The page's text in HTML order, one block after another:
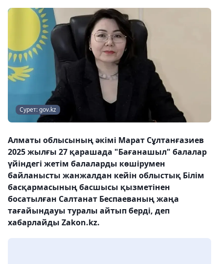
Сурет: gov.kz
Алматы облысының әкімі Марат Сұлтанғазиев
2025 жылғы 27 қарашада "Бағанашыл" балалар
үйіндегі жетім балаларды көшірумен
байланысты жанжалдан кейін облыстық Білім
басқармасының басшысы қызметінен
босатылған Салтанат Беспаеваның жаңа
тағайындауы туралы айтып берді, деп
хабарлайды Zakon.kz.